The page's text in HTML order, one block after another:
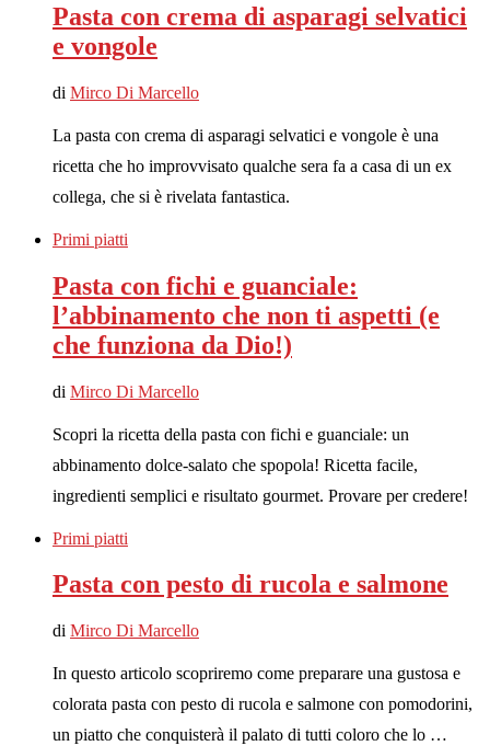
Pasta con crema di asparagi selvatici
e vongole
di Mirco Di Marcello
La pasta con crema di asparagi selvatici e vongole è una
ricetta che ho improvvisato qualche sera fa a casa di un ex
collega, che si è rivelata fantastica.
Primi piatti
Pasta con fichi e guanciale:
l’abbinamento che non ti aspetti (e
che funziona da Dio!)
di Mirco Di Marcello
Scopri la ricetta della pasta con fichi e guanciale: un
abbinamento dolce-salato che spopola! Ricetta facile,
ingredienti semplici e risultato gourmet. Provare per credere!
Primi piatti
Pasta con pesto di rucola e salmone
di Mirco Di Marcello
In questo articolo scopriremo come preparare una gustosa e
colorata pasta con pesto di rucola e salmone con pomodorini,
un piatto che conquisterà il palato di tutti coloro che lo …